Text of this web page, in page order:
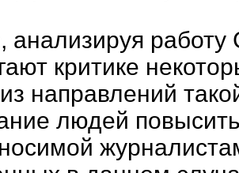
анализируя
критике
направлений
людей